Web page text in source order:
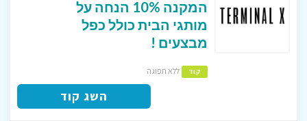
המקנה 10% הנחה על
מותגי הבית כולל כפל
מבצעים !
קוד ללא תפוגה
השג קוד